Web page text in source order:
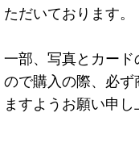
ただいております。
一部、写真とカー
ので購入の際、必ず
ますようお願い申し